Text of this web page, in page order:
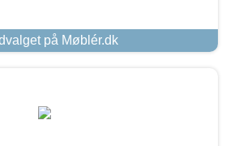
på Møblér.dk